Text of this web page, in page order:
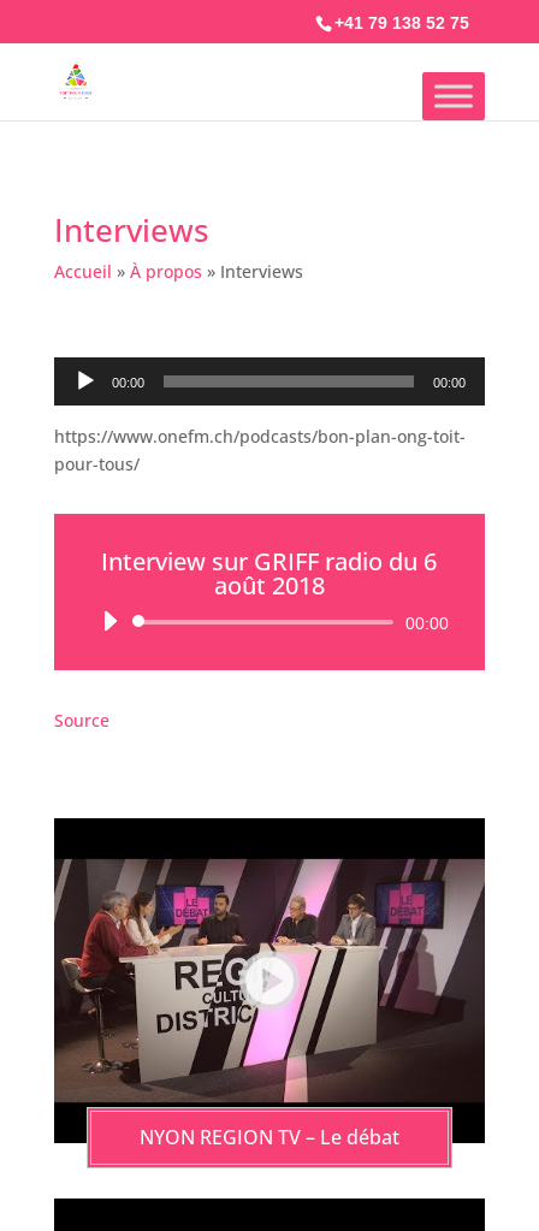
+41 79 138 52 75
Interviews
Accueil » À propos » Interviews
Lecteur
audio
00:00 00:00
https://www.onefm.ch/podcasts/bon-plan-ong-toit-
pour-tous/
Interview sur GRIFF radio du 6
août 2018
Lecteur
00:00
Source
NYON REGION TV – Le débat